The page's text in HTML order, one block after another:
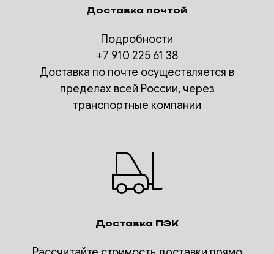
Доставка почтой
Подробности
+7 910 225 61 38
Доставка по почте осуществляется в
пределах всей России, через
транспортные компании
Доставка ПЭК